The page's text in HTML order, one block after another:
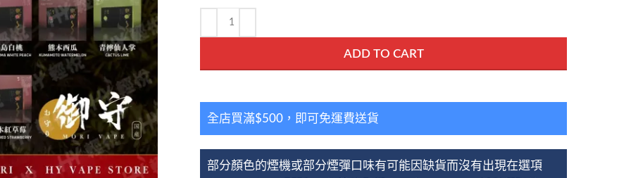
ADD TO CART
全店買滿$500，即可免運費送貨
部分顏色的煙機或部分煙彈口味有可能因缺貨而沒有出現在選項